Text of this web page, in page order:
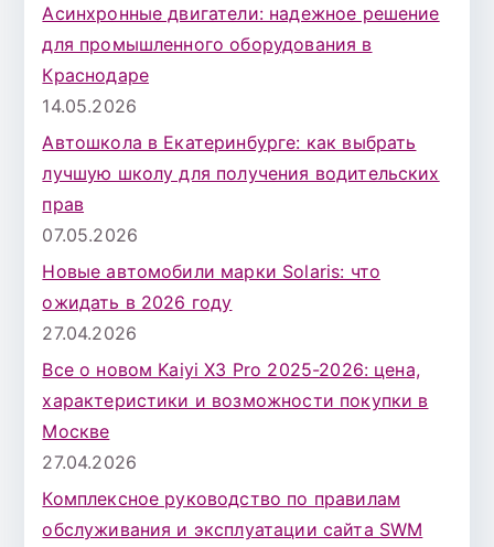
Асинхронные двигатели: надежное решение
для промышленного оборудования в
Краснодаре
14.05.2026
Автошкола в Екатеринбурге: как выбрать
лучшую школу для получения водительских
прав
07.05.2026
Новые автомобили марки Solaris: что
ожидать в 2026 году
27.04.2026
Все о новом Kaiyi X3 Pro 2025-2026: цена,
характеристики и возможности покупки в
Москве
27.04.2026
Комплексное руководство по правилам
обслуживания и эксплуатации сайта SWM